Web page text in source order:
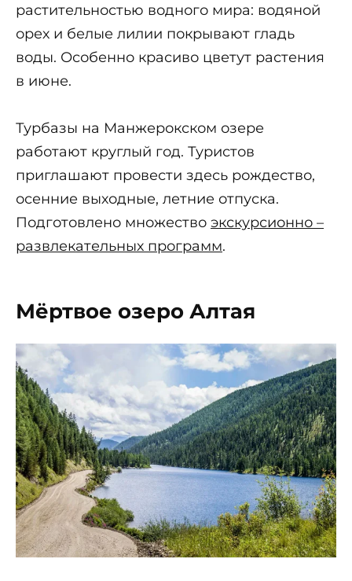
растительностью водного мира: водяной
орех и белые лилии покрывают гладь
воды. Особенно красиво цветут растения
в июне.
Турбазы на Манжерокском озере
работают круглый год. Туристов
приглашают провести здесь рождество,
осенние выходные, летние отпуска.
Подготовлено множество экскурсионно –
развлекательных программ.
Мёртвое озеро Алтая